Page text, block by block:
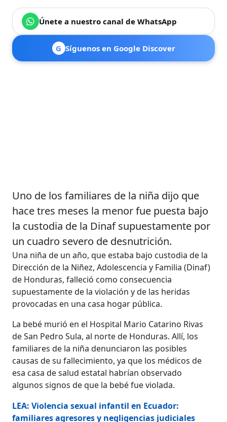
Únete a nuestro canal de WhatsApp
G Síguenos en Google Discover
Uno de los familiares de la niña dijo que
hace tres meses la menor fue puesta bajo
la custodia de la Dinaf supuestamente por
un cuadro severo de desnutrición.
Una niña de un año, que estaba bajo custodia de la
Dirección de la Niñez, Adolescencia y Familia (Dinaf)
de Honduras, falleció como consecuencia
supuestamente de la violación y de las heridas
provocadas en una casa hogar pública.
La bebé murió en el Hospital Mario Catarino Rivas
de San Pedro Sula, al norte de Honduras. Allí, los
familiares de la niña denunciaron las posibles
causas de su fallecimiento, ya que los médicos de
esa casa de salud estatal habrían observado
algunos signos de que la bebé fue violada.
LEA: Violencia sexual infantil en Ecuador:
familiares agresores y negligencias judiciales